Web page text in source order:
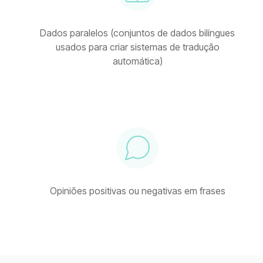
Dados paralelos (conjuntos de dados bilíngues
usados para criar sistemas de tradução
automática)
Opiniões positivas ou negativas em frases